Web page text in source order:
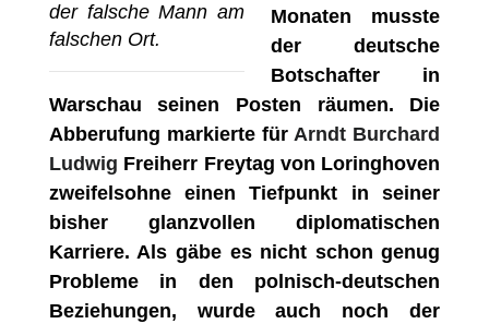
der falsche Mann am
falschen Ort.
Monaten musste
der deutsche
Botschafter in
Warschau seinen Posten räumen. Die
Abberufung markierte fürArndt Burchard
Ludwig Freiherr Freytag von Loringhoven
zweifelsohne einen Tiefpunkt in seiner
bisher glanzvollen diplomatischen
Karriere. Als gäbe es nicht schon genug
Probleme in den polnisch-deutschen
Beziehungen, wurde auch noch der